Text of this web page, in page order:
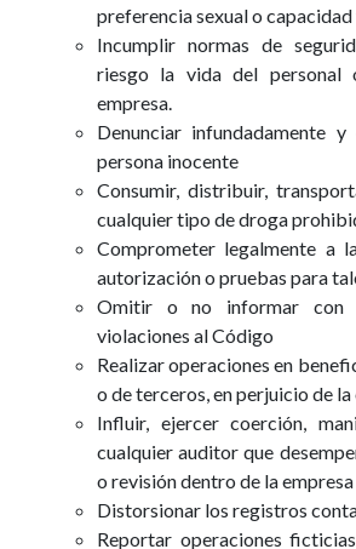
preferencia sexual o
Incumplir normas de
riesgo la vida del
empresa.
Denunciar infundadamente
persona inocente
Consumir, distribuir,
cualquier tipo de droga
Comprometer legalmente a
autorización o pruebas para
Omitir o no informar con
violaciones al Código
Realizar operaciones en
o de terceros, en perjuicio de la
Influir, ejercer coerción,
cualquier auditor que
o revisión dentro de la empresa
Distorsionar los registros
Reportar operaciones